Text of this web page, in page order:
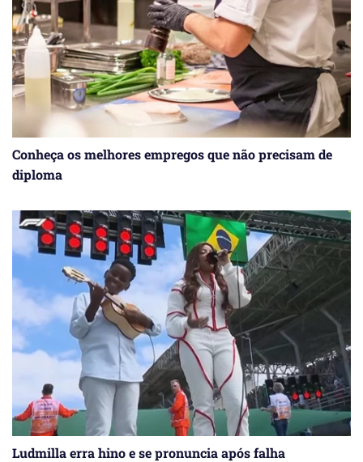
Conheça os melhores empregos que não precisam de
diploma
Ludmilla erra hino e se pronuncia após falha